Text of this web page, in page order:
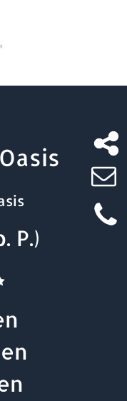
P.)